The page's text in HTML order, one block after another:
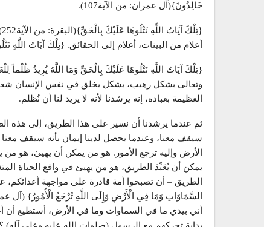
خَالِدُونَ}(آل عمران: من الآية107).
أعلام من البينات، أعلام إلى الحقائق. {تِلْكَ آيَاتُ
وتعالى بشكل رهيب، بشكل يخلق في نفس الإنسان
العظيمة بعباده، إنه يرشدنا لأنه لا يريد لنا أن نُظلم.
ثم عندما يرشدنا أن نسير على هذا الطريق، إلى هذه
سيقف معنا، وعندما يحصل لدينا إيمان بأنه سيقف
الأرض وإليه ترجع الأمور. هو من يمكن أن يهيئ، هو
يمكن أن يُعَبِّدَ الطريق، هو من يهيئ في واقع الحياة
الطريق – أن تصبحوا أمة قادرة على مواجهة
أني بيدي ما في السماوات وما في الأرض، أستطيع أن